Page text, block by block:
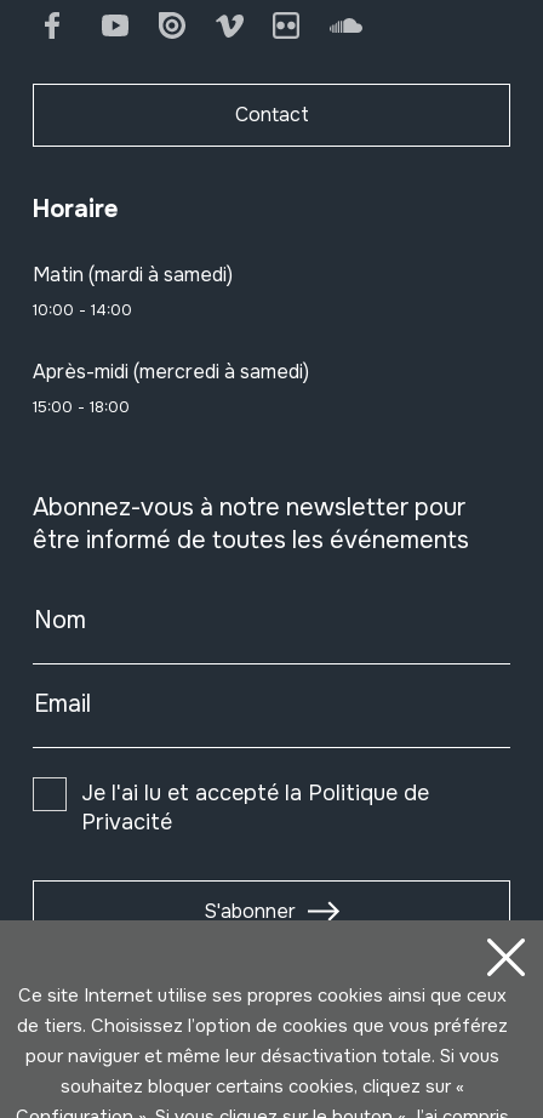
FacebookYoutube Issuu Vimeo Flickr SoundCloud
Contact
Horaire
Matin (mardi à samedi)
10:00 - 14:00
Après-midi (mercredi à samedi)
15:00 - 18:00
Abonnez-vous à notre newsletter pour
être informé de toutes les événements
Nom
Email
Je l'ai lu et accepté la Politique de
Privacité
S'abonner
Ce site Internet utilise ses propres cookies ainsi que ceux
de tiers. Choisissez l’option de cookies que vous préférez
pour naviguer et même leur désactivation totale. Si vous
souhaitez bloquer certains cookies, cliquez sur «